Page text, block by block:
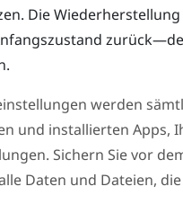
Die
werden
und installierten Apps,
Sichern Sie vor
Daten und Dateien,